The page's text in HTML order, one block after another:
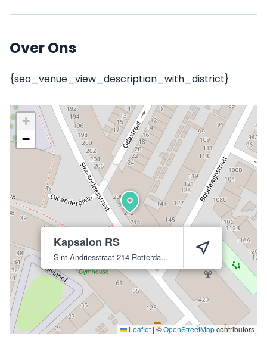
Over Ons
{seo_venue_view_description_with_district}
Kapsalon RS
Sint-Andriesstraat 214 Rotterdam
+
−
Leaflet |©OpenStreetMapcontributors